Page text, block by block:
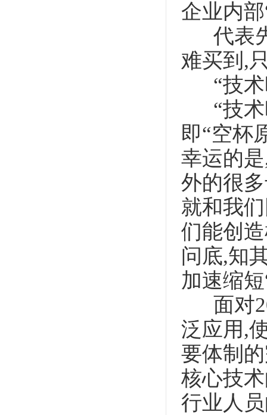
企业内
代表先
难买到,
“技术
“技术
即“空杯
幸运的
外的很
就和我
们能创
问底,知
加速缩
面对
泛应用,
要体制
核心技
行业人